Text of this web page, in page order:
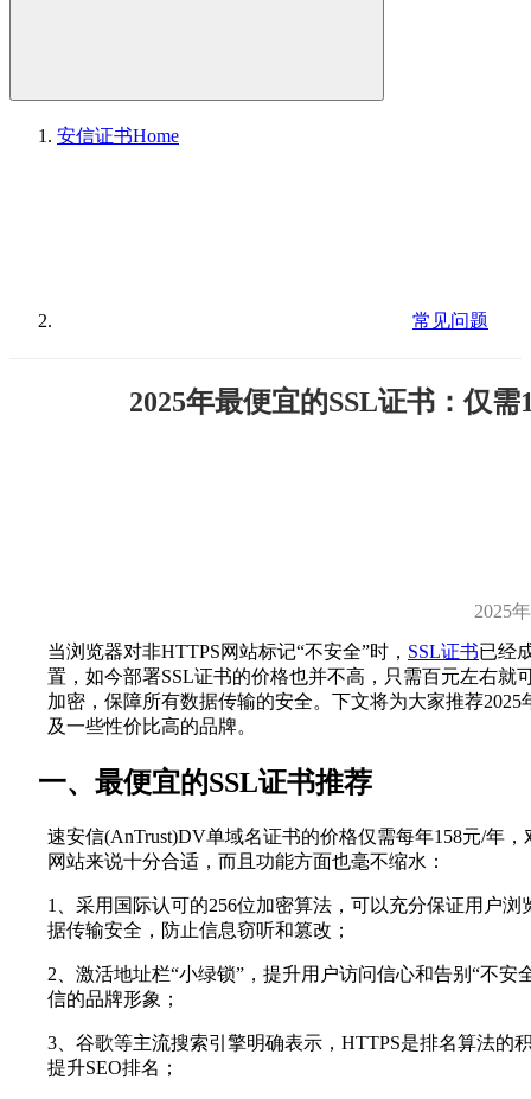
安信证书Home
常见问题
2025年最便宜的SSL证书：仅需
2025
当浏览器对非HTTPS网站标记“不安全”时， SSL证书已经
置，如今部署SSL证书的价格也并不高，只需百元左右就
加密，保障所有数据传输的安全。下文将为大家推荐2025
及一些性价比高的品牌。
一、最便宜的SSL证书推荐
速安信(AnTrust)DV单域名证书的价格仅需每年158元/年
网站来说十分合适，而且功能方面也毫不缩水：
1、采用国际认可的256位加密算法，可以充分保证用户浏
据传输安全，防止信息窃听和篡改；
2、激活地址栏“小绿锁”，提升用户访问信心和告别“不安
信的品牌形象；
3、谷歌等主流搜索引擎明确表示，HTTPS是排名算法的
提升SEO排名；